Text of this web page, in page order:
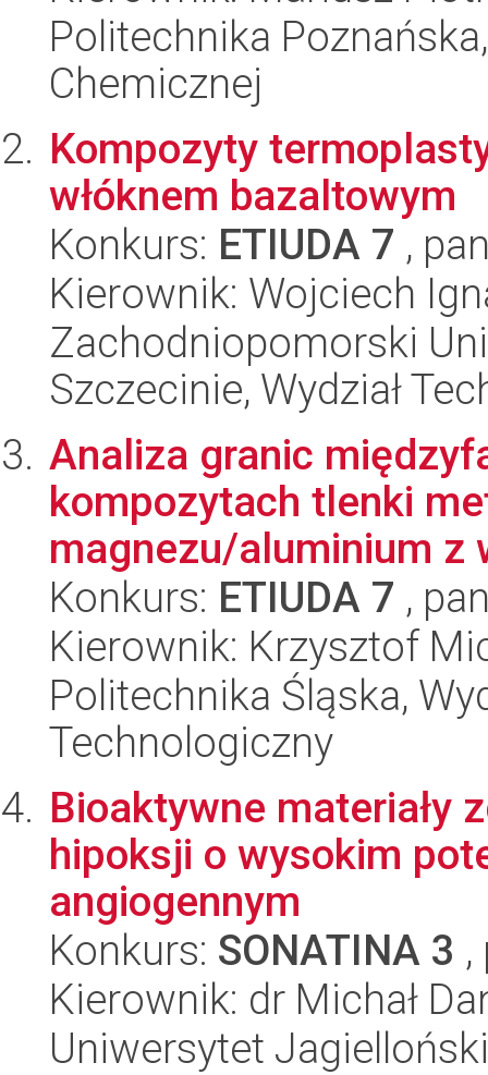
Politechnika
Chemicznej
Kompozyty
włóknem bazaltowym
Konkurs: ETIUDA 7 ,
Kierownik: Wojciech
Zachodniopomorski
Szczecinie, Wydział
Analiza granic
kompozytach tlenki
magnezu/aluminium z
Konkurs: ETIUDA 7 ,
Kierownik: Krzysztof
Politechnika Śląska,
Technologiczny
Bioaktywne materiały
hipoksji o wysokim
angiogennym
Konkurs: SONATINA 3
Kierownik: dr Michał
Uniwersytet